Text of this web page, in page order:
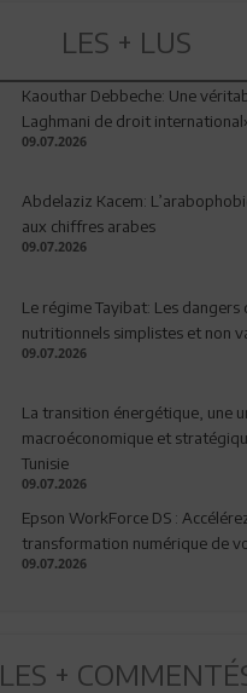
LES + LUS
Kaouthar Debbeche: Une
Laghmani de droit
09.07.2026
Abdelaziz Kacem:
aux chiffres arabes
09.07.2026
Le régime Tayibat: Les dangers
nutritionnels simplistes et non
09.07.2026
La transition énergétique, une
macroéconomique et
Tunisie
09.07.2026
Epson WorkForce DS :
transformation numérique de
09.07.2026
LES +